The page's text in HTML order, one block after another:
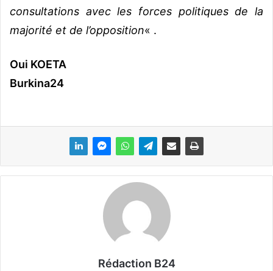
consultations avec les forces politiques de la
majorité et de l’opposition« .
Oui KOETA
Burkina24
Rédaction B24